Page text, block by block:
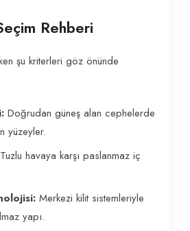
Rehberi
şu kriterleri göz önünde
Doğrudan güneş alan cephelerde
yüzeyler.
Tuzlu havaya karşı paslanmaz iç
Merkezi kilit sistemleriyle
yapı.